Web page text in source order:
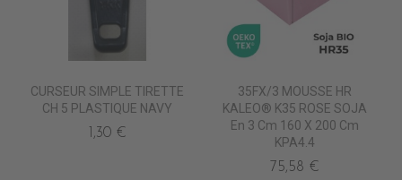
CURSEUR SIMPLE TIRETTE
CH 5 PLASTIQUE NAVY
1,30 €
35FX/3 MOUSSE HR
KALEO® K35 ROSE SOJA
En 3 Cm 160 X 200 Cm
KPA4.4
75,58 €